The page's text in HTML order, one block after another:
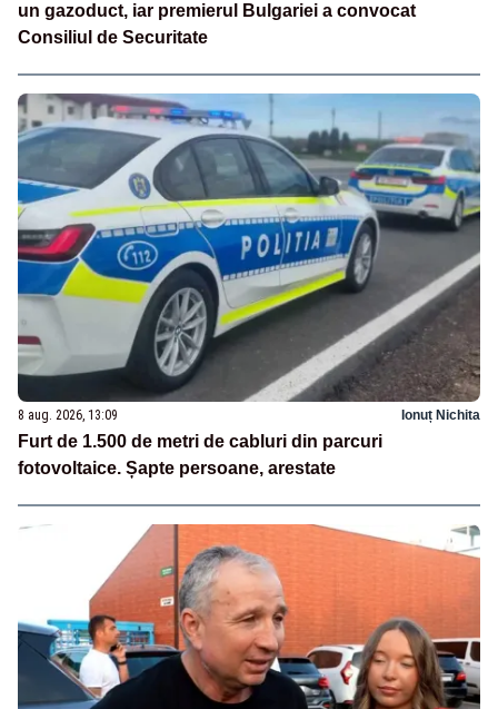
un gazoduct, iar premierul Bulgariei a convocat
Consiliul de Securitate
8 aug. 2026, 13:09 Ionuț Nichita
Furt de 1.500 de metri de cabluri din parcuri
fotovoltaice. Șapte persoane, arestate